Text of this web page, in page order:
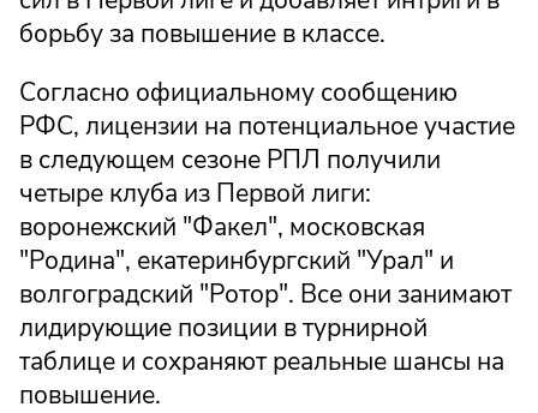
борьбу за повышение в классе.
Согласно официальному сообщению
РФС, лицензии на потенциальное участие
в следующем сезоне РПЛ получили
четыре клуба из Первой лиги:
воронежский "Факел", московская
"Родина", екатеринбургский "Урал" и
волгоградский "Ротор". Все они занимают
лидирующие позиции в турнирной
таблице и сохраняют реальные шансы на
повышение.